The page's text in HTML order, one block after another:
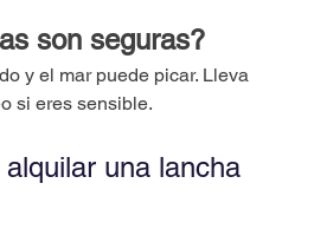
son seguras?
y el mar puede picar. Lleva
si eres sensible.
una lancha